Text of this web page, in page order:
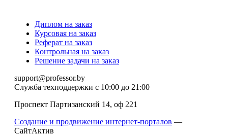
Диплом на заказ
Курсовая на заказ
Реферат на заказ
Контрольная на заказ
Решение задачи на заказ
support@professor.by
Служба техподдержки с 10:00 до 21:00
Проспект Партизанский 14, оф 221
Создание и продвижение интернет-порталов —
СайтАктив